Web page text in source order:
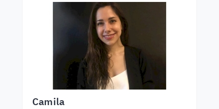
Camila